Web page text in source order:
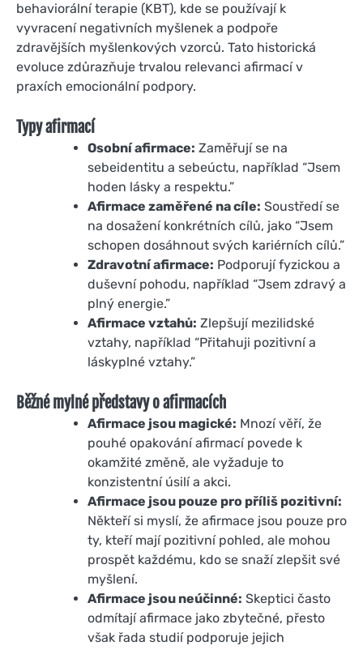
behaviorální terapie (KBT), kde se používají k
vyvracení negativních myšlenek a podpoře
zdravějších myšlenkových vzorců. Tato historická
evoluce zdůrazňuje trvalou relevanci afirmací v
praxích emocionální podpory.
Typy afirmací
Osobní afirmace: Zaměřují se na
sebeidentitu a sebeúctu, například “Jsem
hoden lásky a respektu.”
Afirmace zaměřené na cíle: Soustředí se
na dosažení konkrétních cílů, jako “Jsem
schopen dosáhnout svých kariérních cílů.”
Zdravotní afirmace: Podporují fyzickou a
duševní pohodu, například “Jsem zdravý a
plný energie.”
Afirmace vztahů: Zlepšují mezilidské
vztahy, například “Přitahuji pozitivní a
láskyplné vztahy.”
Běžné mylné představy o afirmacích
Afirmace jsou magické: Mnozí věří, že
pouhé opakování afirmací povede k
okamžité změně, ale vyžaduje to
konzistentní úsilí a akci.
Afirmace jsou pouze pro příliš pozitivní:
Někteří si myslí, že afirmace jsou pouze pro
ty, kteří mají pozitivní pohled, ale mohou
prospět každému, kdo se snaží zlepšit své
myšlení.
Afirmace jsou neúčinné: Skeptici často
odmítají afirmace jako zbytečné, přesto
však řada studií podporuje jejich